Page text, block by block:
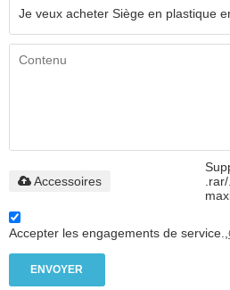
Accessoires
Accepter les engagements de service.,
ENVOYER